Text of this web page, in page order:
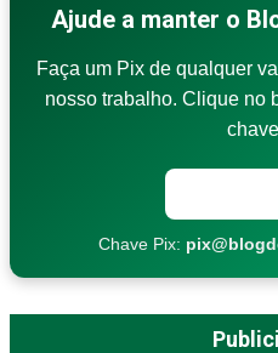
Ajude a manter o
Faça um Pix de qualquer
nosso trabalho. Clique no
Chave Pix: